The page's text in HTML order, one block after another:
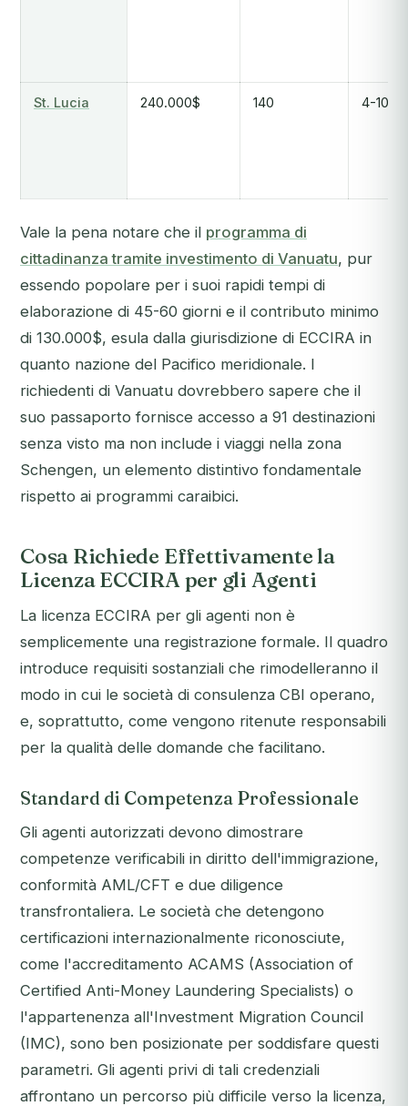
St. Lucia 240.000$ 140 4-10
Vale la pena notare che il programma di
cittadinanza tramite investimento di Vanuatu, pur
essendo popolare per i suoi rapidi tempi di
elaborazione di 45-60 giorni e il contributo minimo
di 130.000$, esula dalla giurisdizione di ECCIRA in
quanto nazione del Pacifico meridionale. I
richiedenti di Vanuatu dovrebbero sapere che il
suo passaporto fornisce accesso a 91 destinazioni
senza visto ma non include i viaggi nella zona
Schengen, un elemento distintivo fondamentale
rispetto ai programmi caraibici.
Cosa Richiede Effettivamente la
Licenza ECCIRA per gli Agenti
La licenza ECCIRA per gli agenti non è
semplicemente una registrazione formale. Il quadro
introduce requisiti sostanziali che rimodelleranno il
modo in cui le società di consulenza CBI operano,
e, soprattutto, come vengono ritenute responsabili
per la qualità delle domande che facilitano.
Standard di Competenza Professionale
Gli agenti autorizzati devono dimostrare
competenze verificabili in diritto dell'immigrazione,
conformità AML/CFT e due diligence
transfrontaliera. Le società che detengono
certificazioni internazionalmente riconosciute,
come l'accreditamento ACAMS (Association of
Certified Anti-Money Laundering Specialists) o
l'appartenenza all'Investment Migration Council
(IMC), sono ben posizionate per soddisfare questi
parametri. Gli agenti privi di tali credenziali
affrontano un percorso più difficile verso la licenza,